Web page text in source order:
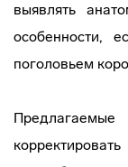
выявлять
особенности,
поголовьем